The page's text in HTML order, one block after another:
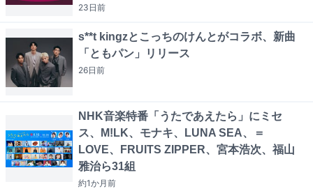
23日前
s**t kingzとこっちのけんとがコラボ、新曲
「ともパン」リリース
26日前
NHK音楽特番「うたであえたら」にミセ
ス、M!LK、モナキ、LUNA SEA、＝
LOVE、FRUITS ZIPPER、宮本浩次、福山
雅治ら31組
約1か月前